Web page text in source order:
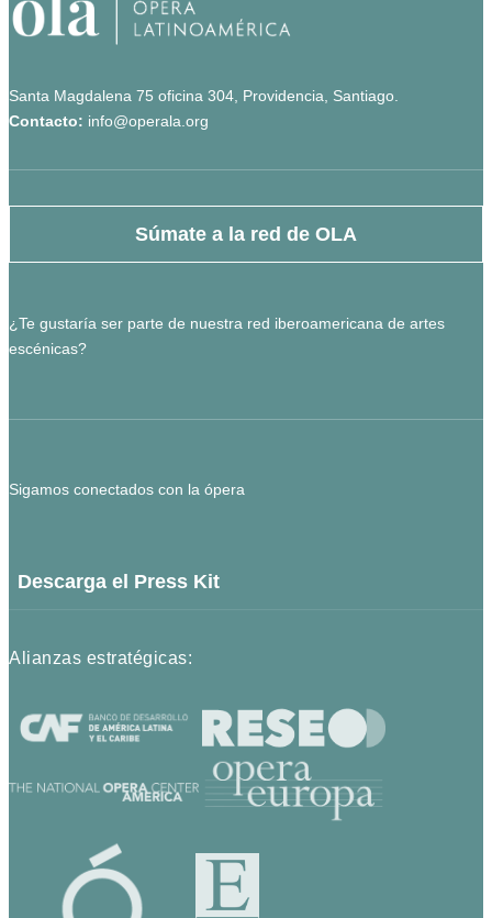
Santa Magdalena 75 oficina 304, Providencia, Santiago.
Contacto: info@operala.org
Súmate a la red de OLA
¿Te gustaría ser parte de nuestra red iberoamericana de artes
escénicas?
Sigamos conectados con la ópera
Descarga el Press Kit
Alianzas estratégicas: